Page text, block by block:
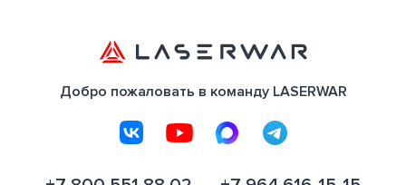
Добро пожаловать в команду LASERWAR